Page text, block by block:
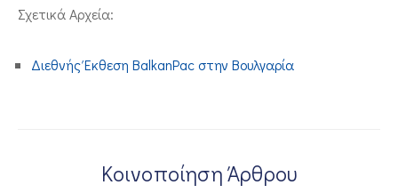
Σχετικά Αρχεία:
Διεθνής Έκθεση BalkanPac στην Βουλγαρία
Κοινοποίηση Άρθρου